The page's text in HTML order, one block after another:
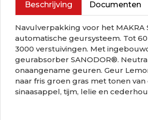
Beschrijving Documenten
Navulverpakking voor het MAKRA
automatische geursysteem. Tot
3000 verstuivingen. Met
geurabsorber SANODOR®.
onaangename geuren. Geur
naar fris groen gras met tonen
sinaasappel, tijm, lelie en